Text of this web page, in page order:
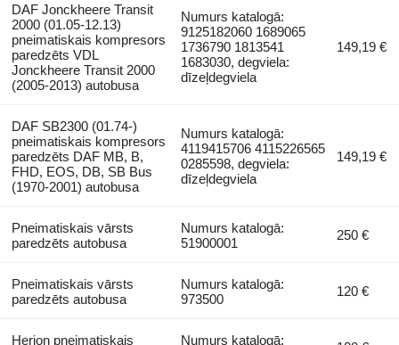
DAF Jonckheere Transit
2000 (01.05-12.13)
pneimatiskais kompresors
paredzēts VDL
Jonckheere Transit 2000
(2005-2013) autobusa
Numurs katalogā:
9125182060 1689065
1736790 1813541
1683030, degviela:
dīzeļdegviela
149,19 €
DAF SB2300 (01.74-)
pneimatiskais kompresors
paredzēts DAF MB, B,
FHD, EOS, DB, SB Bus
(1970-2001) autobusa
Numurs katalogā:
4119415706 4115226565
0285598, degviela:
dīzeļdegviela
149,19 €
Pneimatiskais vārsts
paredzēts autobusa
Numurs katalogā:
51900001
250 €
Pneimatiskais vārsts
paredzēts autobusa
Numurs katalogā:
973500
120 €
Herion pneimatiskais Numurs katalogā: